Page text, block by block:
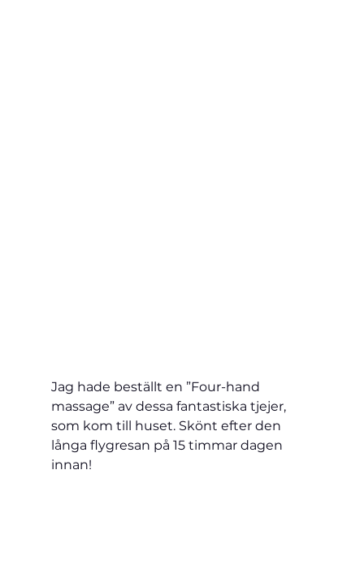
Jag hade beställt en ”Four-hand
massage” av dessa fantastiska tjejer,
som kom till huset. Skönt efter den
långa flygresan på 15 timmar dagen
innan!